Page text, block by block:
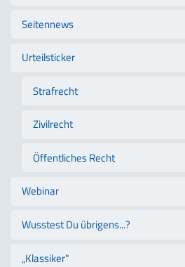
Seitennews
Urteilsticker
Strafrecht
Zivilrecht
Öffentliches Recht
Webinar
Wusstest Du übrigens...?
„Klassiker"